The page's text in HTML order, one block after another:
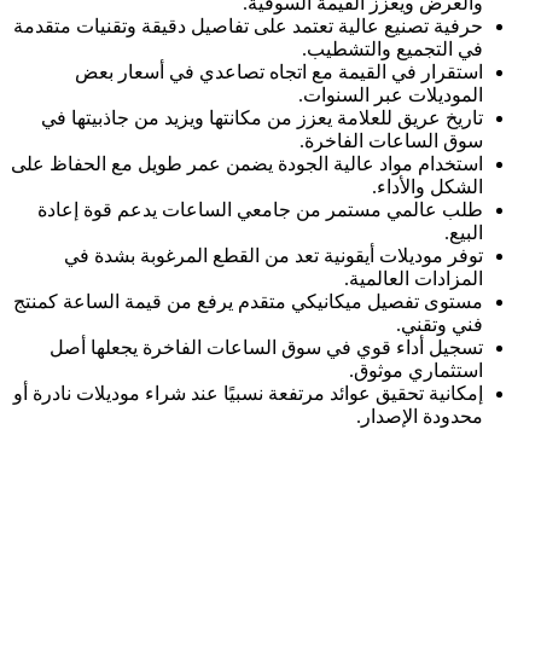
حرفية تصنيع عالية تعتمد على تفاصيل دقيقة وتقنيات متقدمة
في التجميع والتشطيب.
استقرار في القيمة مع اتجاه تصاعدي في أسعار بعض
الموديلات عبر السنوات.
تاريخ عريق للعلامة يعزز من مكانتها ويزيد من جاذبيتها في
سوق الساعات الفاخرة.
استخدام مواد عالية الجودة يضمن عمر طويل مع الحفاظ على
الشكل والأداء.
طلب عالمي مستمر من جامعي الساعات يدعم قوة إعادة
البيع.
توفر موديلات أيقونية تعد من القطع المرغوبة بشدة في
المزادات العالمية.
مستوى تفصيل ميكانيكي متقدم يرفع من قيمة الساعة كمنتج
فني وتقني.
تسجيل أداء قوي في سوق الساعات الفاخرة يجعلها أصل
استثماري موثوق.
إمكانية تحقيق عوائد مرتفعة نسبيًا عند شراء موديلات نادرة أو
محدودة الإصدار.